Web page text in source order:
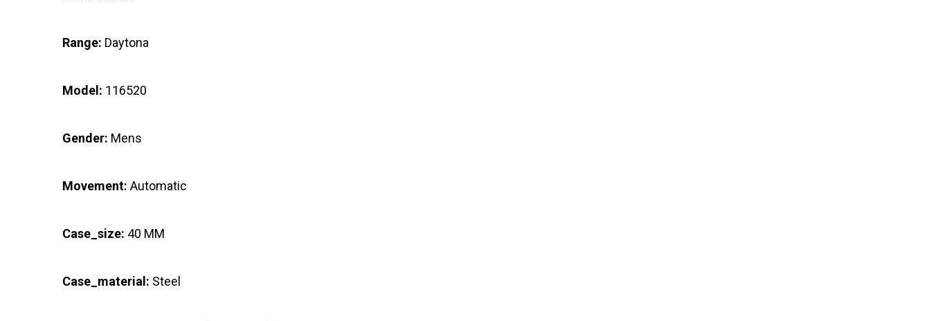
Range: Daytona
Model: 116520
Gender: Mens
Movement: Automatic
Case_size: 40 MM
Case_material: Steel